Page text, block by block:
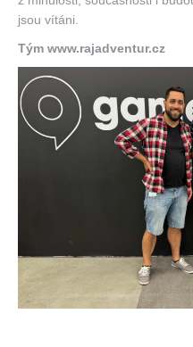
jsou vítáni.
Tým www.rajadventur.cz